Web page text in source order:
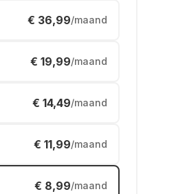
€ 36,99/maand
€ 19,99/maand
€ 14,49/maand
€ 11,99/maand
€ 8,99/maand